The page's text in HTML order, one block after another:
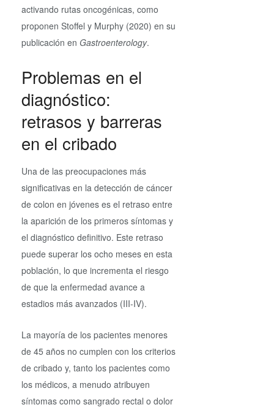
activando rutas oncogénicas, como
proponen Stoffel y Murphy (2020) en su
publicación en Gastroenterology.
Problemas en el
diagnóstico:
retrasos y barreras
en el cribado
Una de las preocupaciones más
significativas en la detección de cáncer
de colon en jóvenes es el retraso entre
la aparición de los primeros síntomas y
el diagnóstico definitivo. Este retraso
puede superar los ocho meses en esta
población, lo que incrementa el riesgo
de que la enfermedad avance a
estadios más avanzados (III-IV).
La mayoría de los pacientes menores
de 45 años no cumplen con los criterios
de cribado y, tanto los pacientes como
los médicos, a menudo atribuyen
síntomas como sangrado rectal o dolor